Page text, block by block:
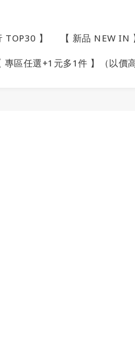
TOP30 】 【 新品 NEW IN
專區任選+1元多1件 】（以價